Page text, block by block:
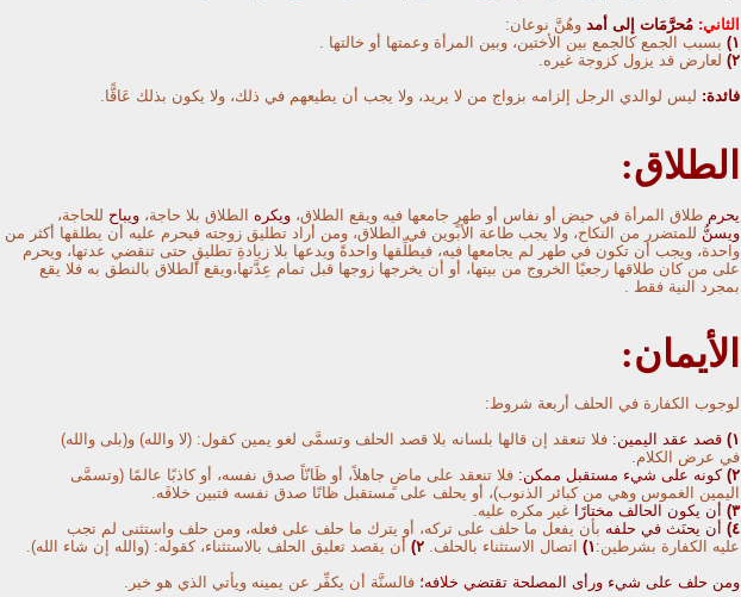
الثاني: مُحرَّمَات إلى أمد وهُنَّ نوعان:
١)
بسبب الجمع كالجمع بين الأختين، وبين المرأة وعمتها أو خالتها .
٢) لعارض قد يزول كزوجة غيره.
فائدة: ليس لوالدي الرجل إلزامه بزواج من لا يريد، ولا يجب أن يطيعهم في ذلك، ولا يكون بذلك عَاقًّا.
الطلاق:
يحرم طلاق المرأة في حيض أو نفاس أو طهرٍ جامعها فيه ويقع الطلاق، ويكره الطلاق بلا حاجة، ويباح للحاجة،
ويسنُّ للمتضرر من النكاح، ولا يجب طاعة الأبوين في الطلاق، ومن أراد تطليق زوجته فيحرم عليه أن يطلقها أكثر من
واحدة، ويجب أن تكون في طهر لم يجامعها فيه، فيطلِّقها واحدةً ويدعها بلا زيادةِ تطليقٍ حتى تنقضي عدتها، ويحرم
على من كان طلاقها رجعيًا الخروج من بيتها، أو أن يخرجها زوجها قبل تمام عِدَّتها،ويقع الطلاق بالنطق به فلا يقع
بمجرد النية فقط .
الأيمان:
لوجوب الكفارة في الحلف أربعة شروط:
١) قصد عقد اليمين: فلا تنعقد إن قالها بلسانه بلا قصد الحلف وتسمَّى لغو يمين كقول: (لا والله) و(بلى والله)
في عرض الكلام.
٢) كونه على شيء مستقبل ممكن: فلا تنعقد على ماضٍ جاهلاً، أو ظَانّاً صدق نفسه، أو كاذبًا عالمًا (وتسمَّى
اليمين الغموس وهي من كبائر الذنوب)، أو يحلف على مستقبل ظانًا صدق نفسه فتبين خلافَه.
٣)
أن يكون الحالف مختارًا
غير مكره عليه.
٤) أن يحنَث في حلفه بأن يفعل ما حلف على تركه، أو يترك ما حلف على فعله، ومن حلف واستثنى لم تجب
عليه الكفارة بشرطين: ١) اتصال الاستثناء بالحلف. ٢)
أن يقصد تعليق الحلف بالاستثناء، كقوله: (والله إن شاء الله).
ومن حلف على شيء ورأى المصلحة تقتضي خلافه؛ فالسنَّة أن يكفِّر عن يمينه ويأتي الذي هو خير.